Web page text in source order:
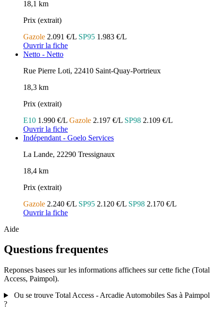
18,1 km
Prix (extrait)
Gazole 2.091 €/L SP95 1.983 €/L
Ouvrir la fiche
Netto - Netto
Rue Pierre Loti, 22410 Saint-Quay-Portrieux
18,3 km
Prix (extrait)
E10 1.990 €/L Gazole 2.197 €/L SP98 2.109 €/L
Ouvrir la fiche
Indépendant - Goelo Services
La Lande, 22290 Tressignaux
18,4 km
Prix (extrait)
Gazole 2.240 €/L SP95 2.120 €/L SP98 2.170 €/L
Ouvrir la fiche
Aide
Questions frequentes
Reponses basees sur les informations affichees sur cette fiche (Total
Access, Paimpol).
Ou se trouve Total Access - Arcadie Automobiles Sas à Paimpol
?